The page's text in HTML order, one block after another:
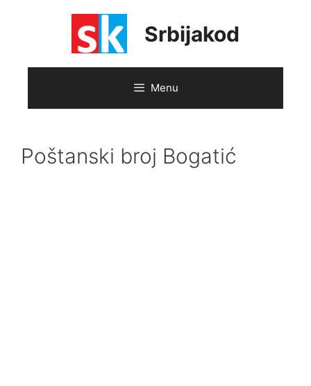
Srbijakod
Menu
Poštanski broj Bogatić